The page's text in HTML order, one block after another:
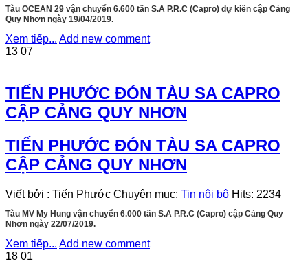
Tàu OCEAN 29 vận chuyển 6.600 tấn S.A P.R.C (Capro) dự kiến cập Cảng
Quy Nhơn ngày 19/04/2019.
Xem tiếp... Add new comment
13 07
TIẾN PHƯỚC ĐÓN TÀU SA CAPRO
CẬP CẢNG QUY NHƠN
TIẾN PHƯỚC ĐÓN TÀU SA CAPRO
CẬP CẢNG QUY NHƠN
Viết bởi : Tiến Phước Chuyên mục: Tin nội bộ Hits: 2234
Tàu MV My Hung vận chuyển 6.000 tấn S.A P.R.C (Capro) cập Cảng Quy
Nhơn ngày 22/07/2019.
Xem tiếp... Add new comment
18 01